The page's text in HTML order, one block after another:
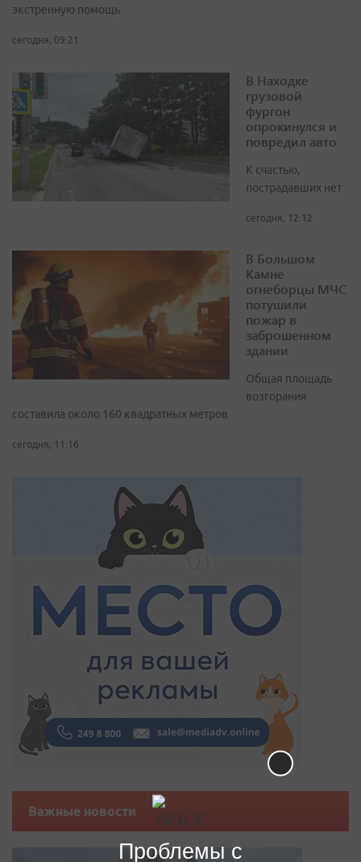
экстренную помощь
сегодня, 09:21
В Находке
грузовой
фургон
опрокинулся и
повредил авто
К счастью,
пострадавших нет
сегодня, 12:12
В Большом
Камне
огнеборцы МЧС
потушили
пожар в
заброшенном
здании
Общая площадь
возгорания
составила около 160 квадратных метров
сегодня, 11:16
Важные новости
Проблемы с